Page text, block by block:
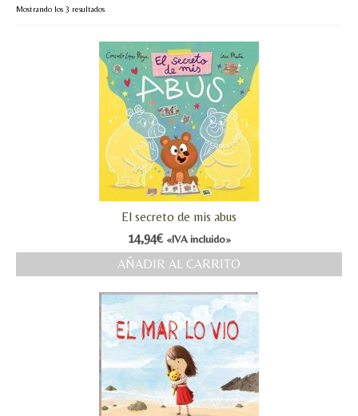
Artesanía Waldorf
Hecho a mano
¿QUIÉN SOY?
CREACIONES
BLOG
MI CUENTA
Valoraciones y opiniones de TejiendoLEE un
Mostrando los 3 resultadosOrdenado
popularidad
El secreto de mis abus
14,94€ «IVA incluido»
AÑADIR AL CARRITO